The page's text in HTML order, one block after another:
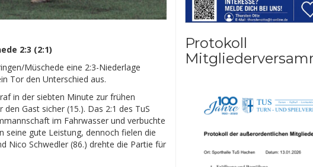
2:3 (2:1)
Müschede eine 2:3-Niederlage
Tor den Unterschied aus.
in der siebten Minute zur frühen
Gast sicher (15.). Das 2:1 des TuS
im Fahrwasser und verbuchte
seine gute Leistung, dennoch fielen die
Nico Schwedler (86.) drehte die Partie für
Protokoll